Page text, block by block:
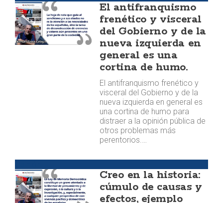
El antifranquismo
frenético y visceral
del Gobierno y de la
nueva izquierda en
general es una
cortina de humo.
El antifranquismo frenético y
visceral del Gobierno y de la
nueva izquierda en general es
una cortina de humo para
distraer a la opinión pública de
otros problemas más
perentorios.…
Creo en la historia:
cúmulo de causas y
efectos, ejemplo